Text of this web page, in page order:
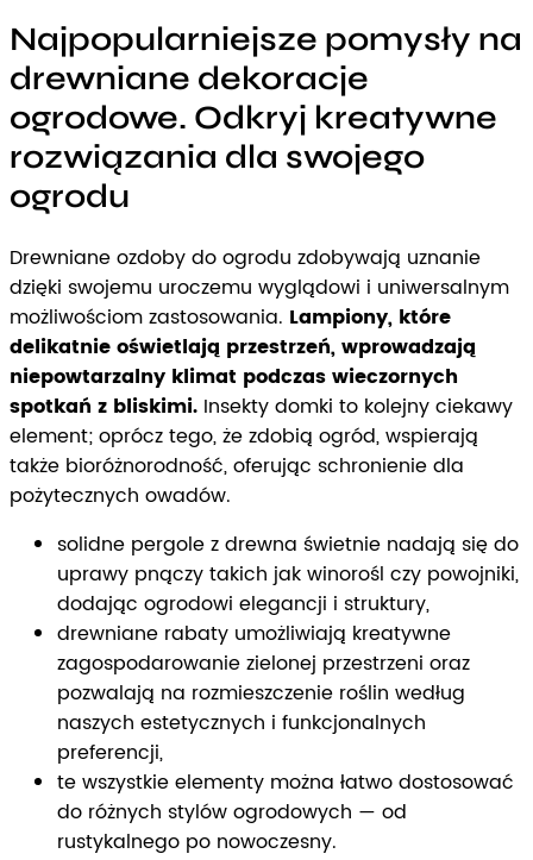
Najpopularniejsze pomysły na
drewniane dekoracje
ogrodowe. Odkryj kreatywne
rozwiązania dla swojego
ogrodu
Drewniane ozdoby do ogrodu zdobywają uznanie
dzięki swojemu uroczemu wyglądowi i uniwersalnym
możliwościom zastosowania. Lampiony, które
delikatnie oświetlają przestrzeń, wprowadzają
niepowtarzalny klimat podczas wieczornych
spotkań z bliskimi. Insekty domki to kolejny ciekawy
element; oprócz tego, że zdobią ogród, wspierają
także bioróżnorodność, oferując schronienie dla
pożytecznych owadów.
solidne pergole z drewna świetnie nadają się do
uprawy pnączy takich jak winorośl czy powojniki,
dodając ogrodowi elegancji i struktury,
drewniane rabaty umożliwiają kreatywne
zagospodarowanie zielonej przestrzeni oraz
pozwalają na rozmieszczenie roślin według
naszych estetycznych i funkcjonalnych
preferencji,
te wszystkie elementy można łatwo dostosować
do różnych stylów ogrodowych — od
rustykalnego po nowoczesny.